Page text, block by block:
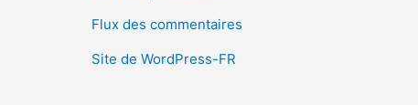
Flux des commentaires
Site de WordPress-FR